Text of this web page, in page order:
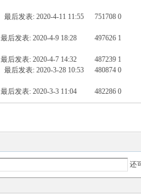
最后发表: 2020-4-11 11:55 751708 0
最后发表: 2020-4-9 18:28 497626 1
最后发表: 2020-4-7 14:32 487239 1
最后发表: 2020-3-28 10:53 480874 0
最后发表: 2020-3-3 11:04 482286 0
还